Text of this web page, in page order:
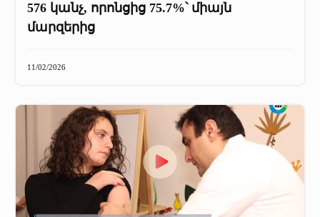
576 կանչ, որոնցից 75.7%՝ միայն
մարզերից
11/02/2026